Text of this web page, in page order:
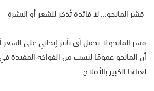
قشر المانجو... لا فائدة تُذكر للشعر أو البشرة
قشر المانجو لا يحمل أي تأثير إيجابي على
أن المانجو عمومًا ليست من الفواكه المفيدة
لغناها الكبير بالأملاح.